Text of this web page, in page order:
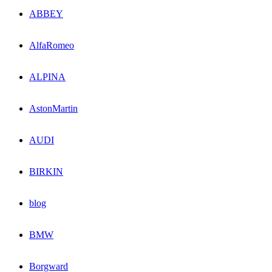
ABBEY
AlfaRomeo
ALPINA
AstonMartin
AUDI
BIRKIN
blog
BMW
Borgward